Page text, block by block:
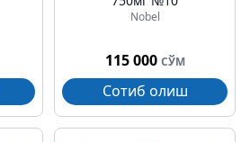
Nobel
115 000 СЎМ
Сотиб олиш